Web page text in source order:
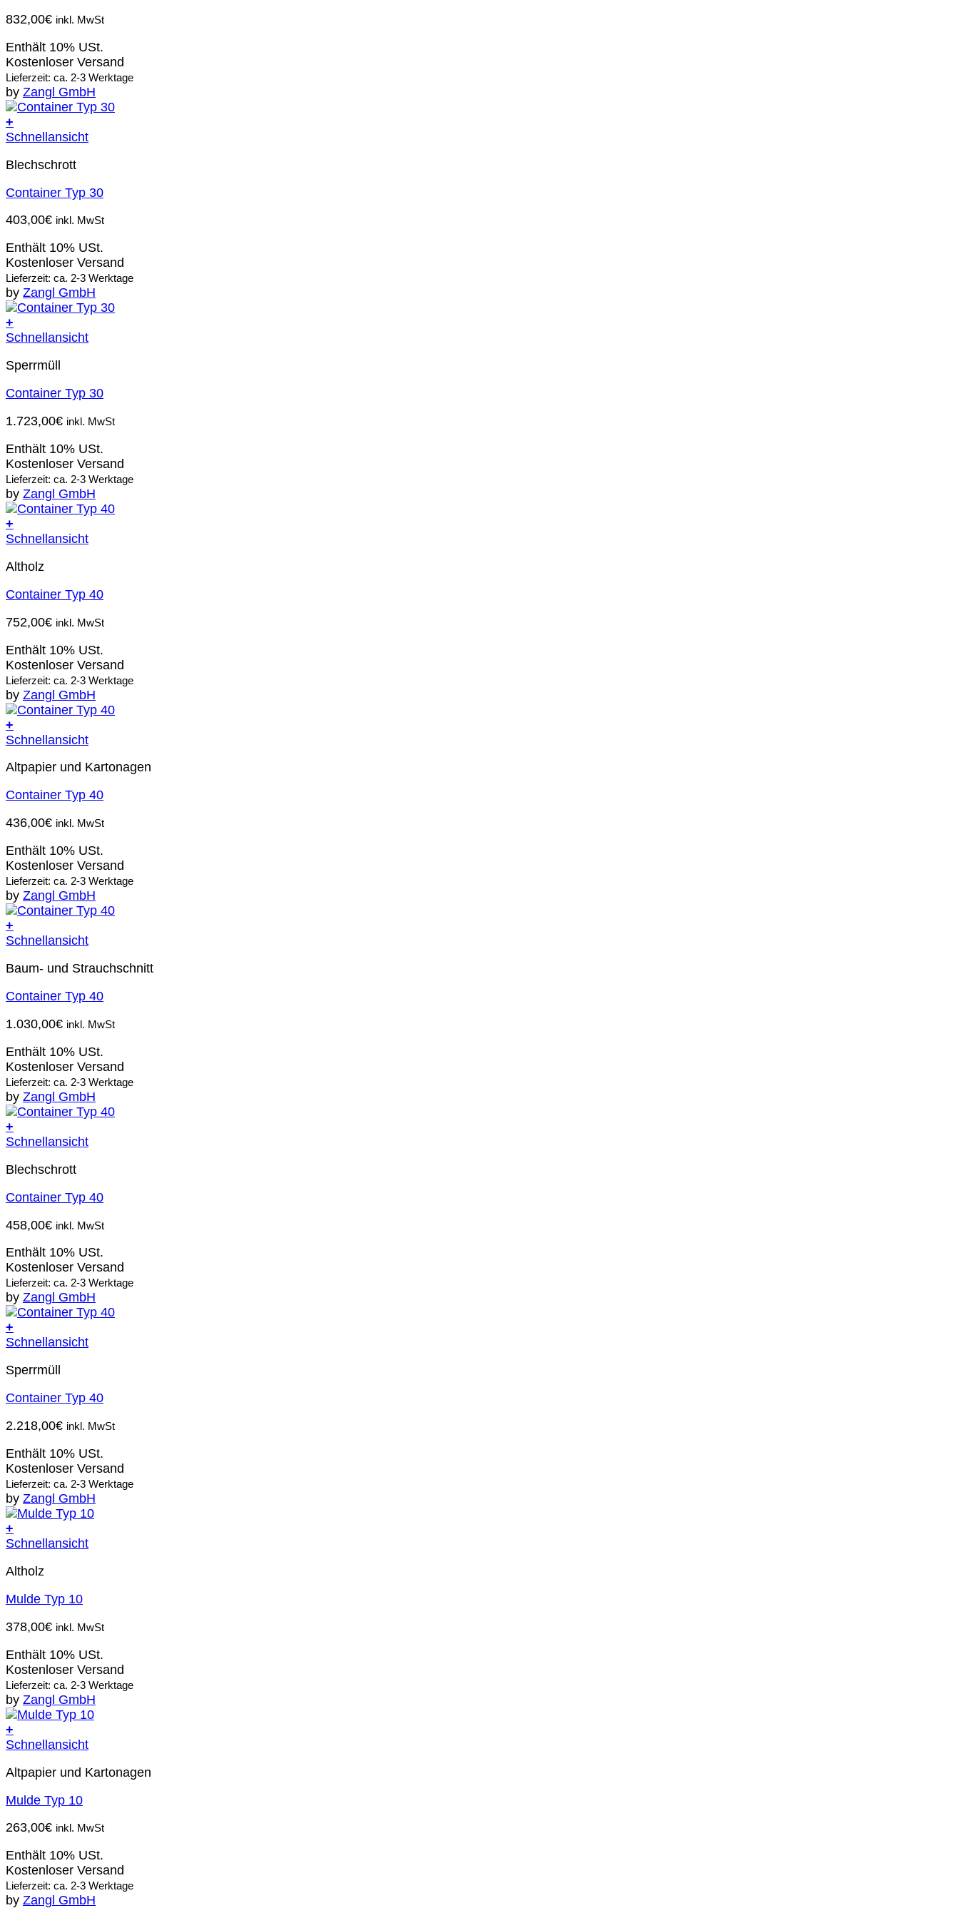
832,00€ inkl. MwSt
Enthält 10% USt.
Kostenloser Versand
Lieferzeit: ca. 2-3 Werktage
by Zangl GmbH
+
Schnellansicht
Blechschrott
Container Typ 30
403,00€ inkl. MwSt
Enthält 10% USt.
Kostenloser Versand
Lieferzeit: ca. 2-3 Werktage
by Zangl GmbH
+
Schnellansicht
Sperrmüll
Container Typ 30
1.723,00€ inkl. MwSt
Enthält 10% USt.
Kostenloser Versand
Lieferzeit: ca. 2-3 Werktage
by Zangl GmbH
+
Schnellansicht
Altholz
Container Typ 40
752,00€ inkl. MwSt
Enthält 10% USt.
Kostenloser Versand
Lieferzeit: ca. 2-3 Werktage
by Zangl GmbH
+
Schnellansicht
Altpapier und Kartonagen
Container Typ 40
436,00€ inkl. MwSt
Enthält 10% USt.
Kostenloser Versand
Lieferzeit: ca. 2-3 Werktage
by Zangl GmbH
+
Schnellansicht
Baum- und Strauchschnitt
Container Typ 40
1.030,00€ inkl. MwSt
Enthält 10% USt.
Kostenloser Versand
Lieferzeit: ca. 2-3 Werktage
by Zangl GmbH
+
Schnellansicht
Blechschrott
Container Typ 40
458,00€ inkl. MwSt
Enthält 10% USt.
Kostenloser Versand
Lieferzeit: ca. 2-3 Werktage
by Zangl GmbH
+
Schnellansicht
Sperrmüll
Container Typ 40
2.218,00€ inkl. MwSt
Enthält 10% USt.
Kostenloser Versand
Lieferzeit: ca. 2-3 Werktage
by Zangl GmbH
+
Schnellansicht
Altholz
Mulde Typ 10
378,00€ inkl. MwSt
Enthält 10% USt.
Kostenloser Versand
Lieferzeit: ca. 2-3 Werktage
by Zangl GmbH
+
Schnellansicht
Altpapier und Kartonagen
Mulde Typ 10
263,00€ inkl. MwSt
Enthält 10% USt.
Kostenloser Versand
Lieferzeit: ca. 2-3 Werktage
by Zangl GmbH